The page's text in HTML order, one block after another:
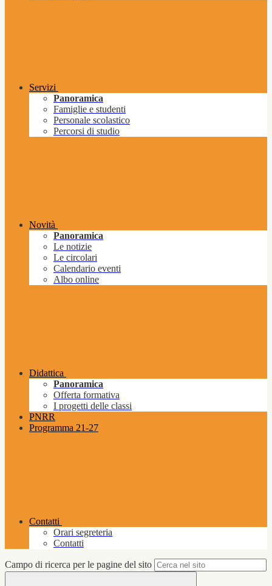
Servizi
Panoramica
Famiglie e studenti
Personale scolastico
Percorsi di studio
Novità
Panoramica
Le notizie
Le circolari
Calendario eventi
Albo online
Didattica
Panoramica
Offerta formativa
I progetti delle classi
PNRR
Programma 21-27
Contatti
Orari segreteria
Contatti
Campo di ricerca per le pagine del sito